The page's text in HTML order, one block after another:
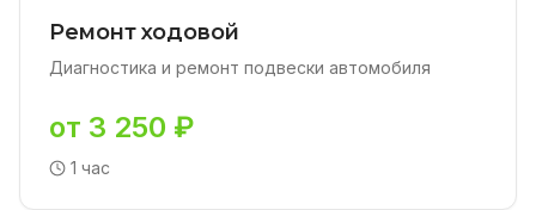
Ремонт ходовой
Диагностика и ремонт подвески автомобиля
от 3 250 ₽
1 час